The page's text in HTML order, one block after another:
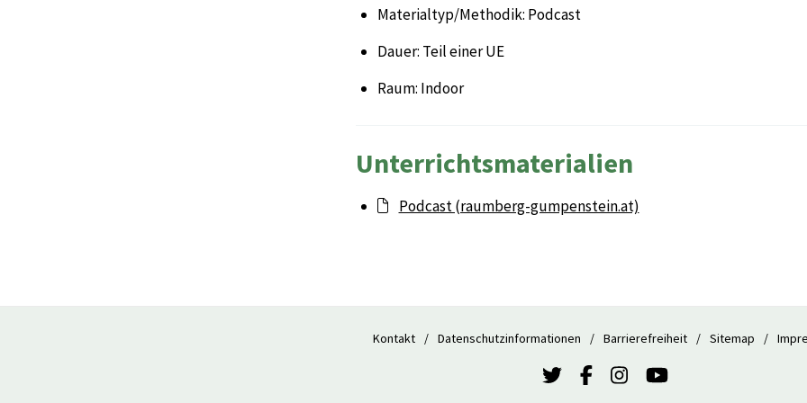
Materialtyp/Methodik: Podcast
Dauer: Teil einer UE
Raum: Indoor
Unterrichtsmaterialien
Podcast (raumberg-gumpenstein.at)
Kontakt Datenschutzinformationen Barrierefreiheit Sitemap